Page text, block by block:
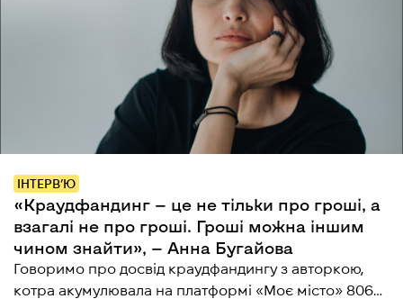
ІНТЕРВ’Ю
«Краудфандинг — це не тільки про гроші, а
взагалі не про гроші. Гроші можна іншим
чином знайти», — Анна Бугайова
Говоримо про досвід краудфандингу з авторкою,
котра акумулювала на платформі «Моє місто» 806